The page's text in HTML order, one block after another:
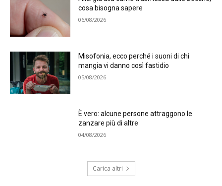
cosa bisogna sapere
06/08/2026
Misofonia, ecco perché i suoni di chi
mangia vi danno così fastidio
05/08/2026
È vero: alcune persone attraggono le
zanzare più di altre
04/08/2026
Carica altri